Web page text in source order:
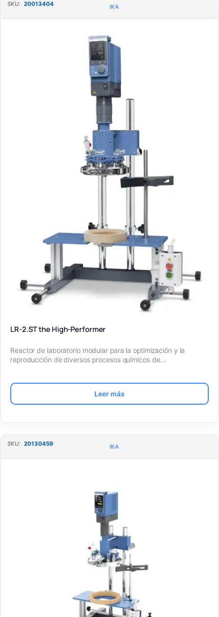
SKU: 20013404 IKA
LR-2.ST the High-Performer
Reactor de laboratorio modular para la optimización y la
reproducción de diversos procesos químicos de…
Leer más
SKU: 20130459 IKA